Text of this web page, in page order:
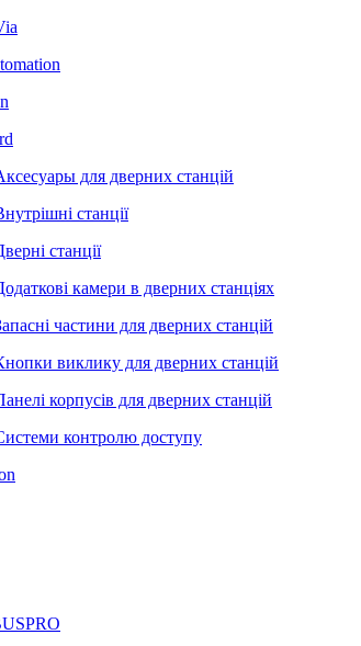
для дверних станцій
станції
станції
камери в дверних станціях
частини для дверних станцій
виклику для дверних станцій
корпусів для дверних станцій
контролю доступу